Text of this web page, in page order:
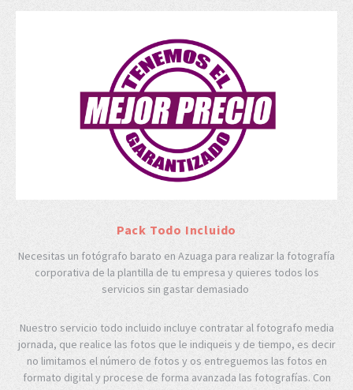
Pack Todo Incluido
Necesitas un fotógrafo barato en Azuaga para realizar la fotografía
corporativa de la plantilla de tu empresa y quieres todos los
servicios sin gastar demasiado
Nuestro servicio todo incluido incluye contratar al fotografo media
jornada, que realice las fotos que le indiqueis y de tiempo, es decir
no limitamos el número de fotos y os entreguemos las fotos en
formato digital y procese de forma avanzada las fotografías. Con